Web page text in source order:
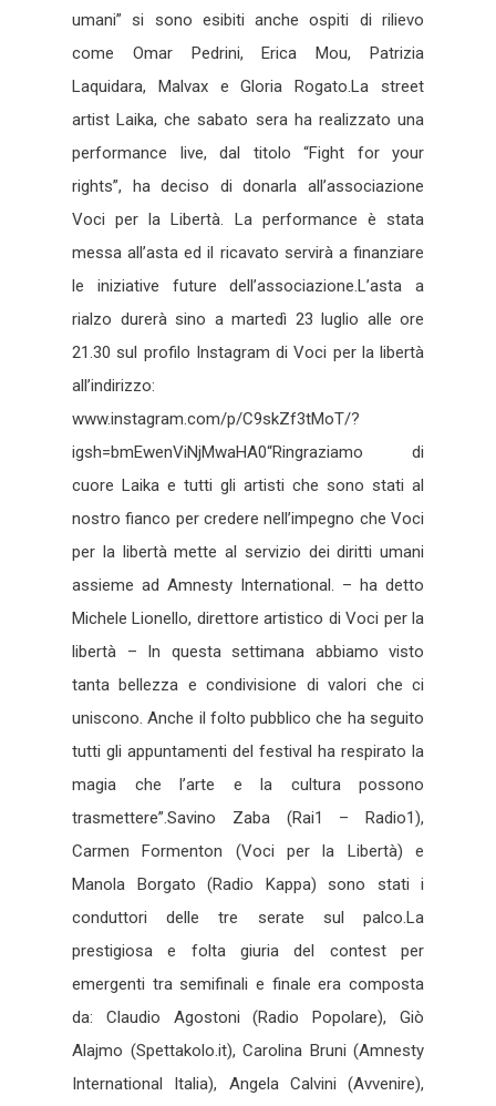
umani” si sono esibiti anche ospiti di rilievo
come Omar Pedrini, Erica Mou, Patrizia
Laquidara, Malvax e Gloria Rogato.La street
artist Laika, che sabato sera ha realizzato una
performance live, dal titolo “Fight for your
rights”, ha deciso di donarla all’associazione
Voci per la Libertà. La performance è stata
messa all’asta ed il ricavato servirà a finanziare
le iniziative future dell’associazione.L’asta a
rialzo durerà sino a martedì 23 luglio alle ore
21.30 sul profilo Instagram di Voci per la libertà
all’indirizzo:
www.instagram.com/p/C9skZf3tMoT/?
igsh=bmEwenViNjMwaHA0“Ringraziamo di
cuore Laika e tutti gli artisti che sono stati al
nostro fianco per credere nell’impegno che Voci
per la libertà mette al servizio dei diritti umani
assieme ad Amnesty International. – ha detto
Michele Lionello, direttore artistico di Voci per la
libertà – In questa settimana abbiamo visto
tanta bellezza e condivisione di valori che ci
uniscono. Anche il folto pubblico che ha seguito
tutti gli appuntamenti del festival ha respirato la
magia che l’arte e la cultura possono
trasmettere”.Savino Zaba (Rai1 – Radio1),
Carmen Formenton (Voci per la Libertà) e
Manola Borgato (Radio Kappa) sono stati i
conduttori delle tre serate sul palco.La
prestigiosa e folta giuria del contest per
emergenti tra semifinali e finale era composta
da: Claudio Agostoni (Radio Popolare), Giò
Alajmo (Spettakolo.it), Carolina Bruni (Amnesty
International Italia), Angela Calvini (Avvenire),